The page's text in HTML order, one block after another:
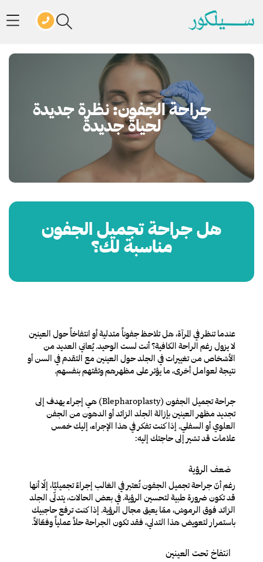
جراحة الجفون: نظرة جديدة
لحياة جديدة
هل جراحة تجميل الجفون
مناسبة لك؟
عندما تنظر في المرآة، هل تلاحظ جفوناً متدلية أو انتفاخاً حول العينين
لا يزول رغم الراحة الكافية؟ أنت لست الوحيد. يُعاني العديد من
الأشخاص من تغييرات في الجلد حول العينين مع التقدم في السن أو
نتيجة لعوامل أخرى، ما يؤثر على مظهرهم وثقتهم بنفسهم.
جراحة تجميل الجفون (Blepharoplasty) هي إجراء يهدف إلى
تجديد مظهر العينين بإزالة الجلد الزائد أو الدهون من الجفن
العلوي أو السفلي. إذا كنت تفكر في هذا الإجراء، إليك خمس
علامات قد تشير إلى حاجتك إليه:
ضعف الرؤية
رغم أنّ جراحة تجميل الجفون تُعتبر في الغالب إجراءً تجميليًا، إلّا أنها
قد تكون ضرورة طبية لتحسين الرؤية. في بعض الحالات، يتدلّى الجلد
الزائد فوق الرموش، ممّا يعيق مجال الرؤية. إذا كنت ترفع حاجبيك
باستمرار لتعويض هذا التدلي، فقد تكون الجراحة حلاً عملياً وفعّالاً.
انتفاخ تحت العينين